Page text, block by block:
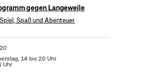
gegen Langeweile
Spaß und Abenteuer
14 bis 20 Uhr
Uhr